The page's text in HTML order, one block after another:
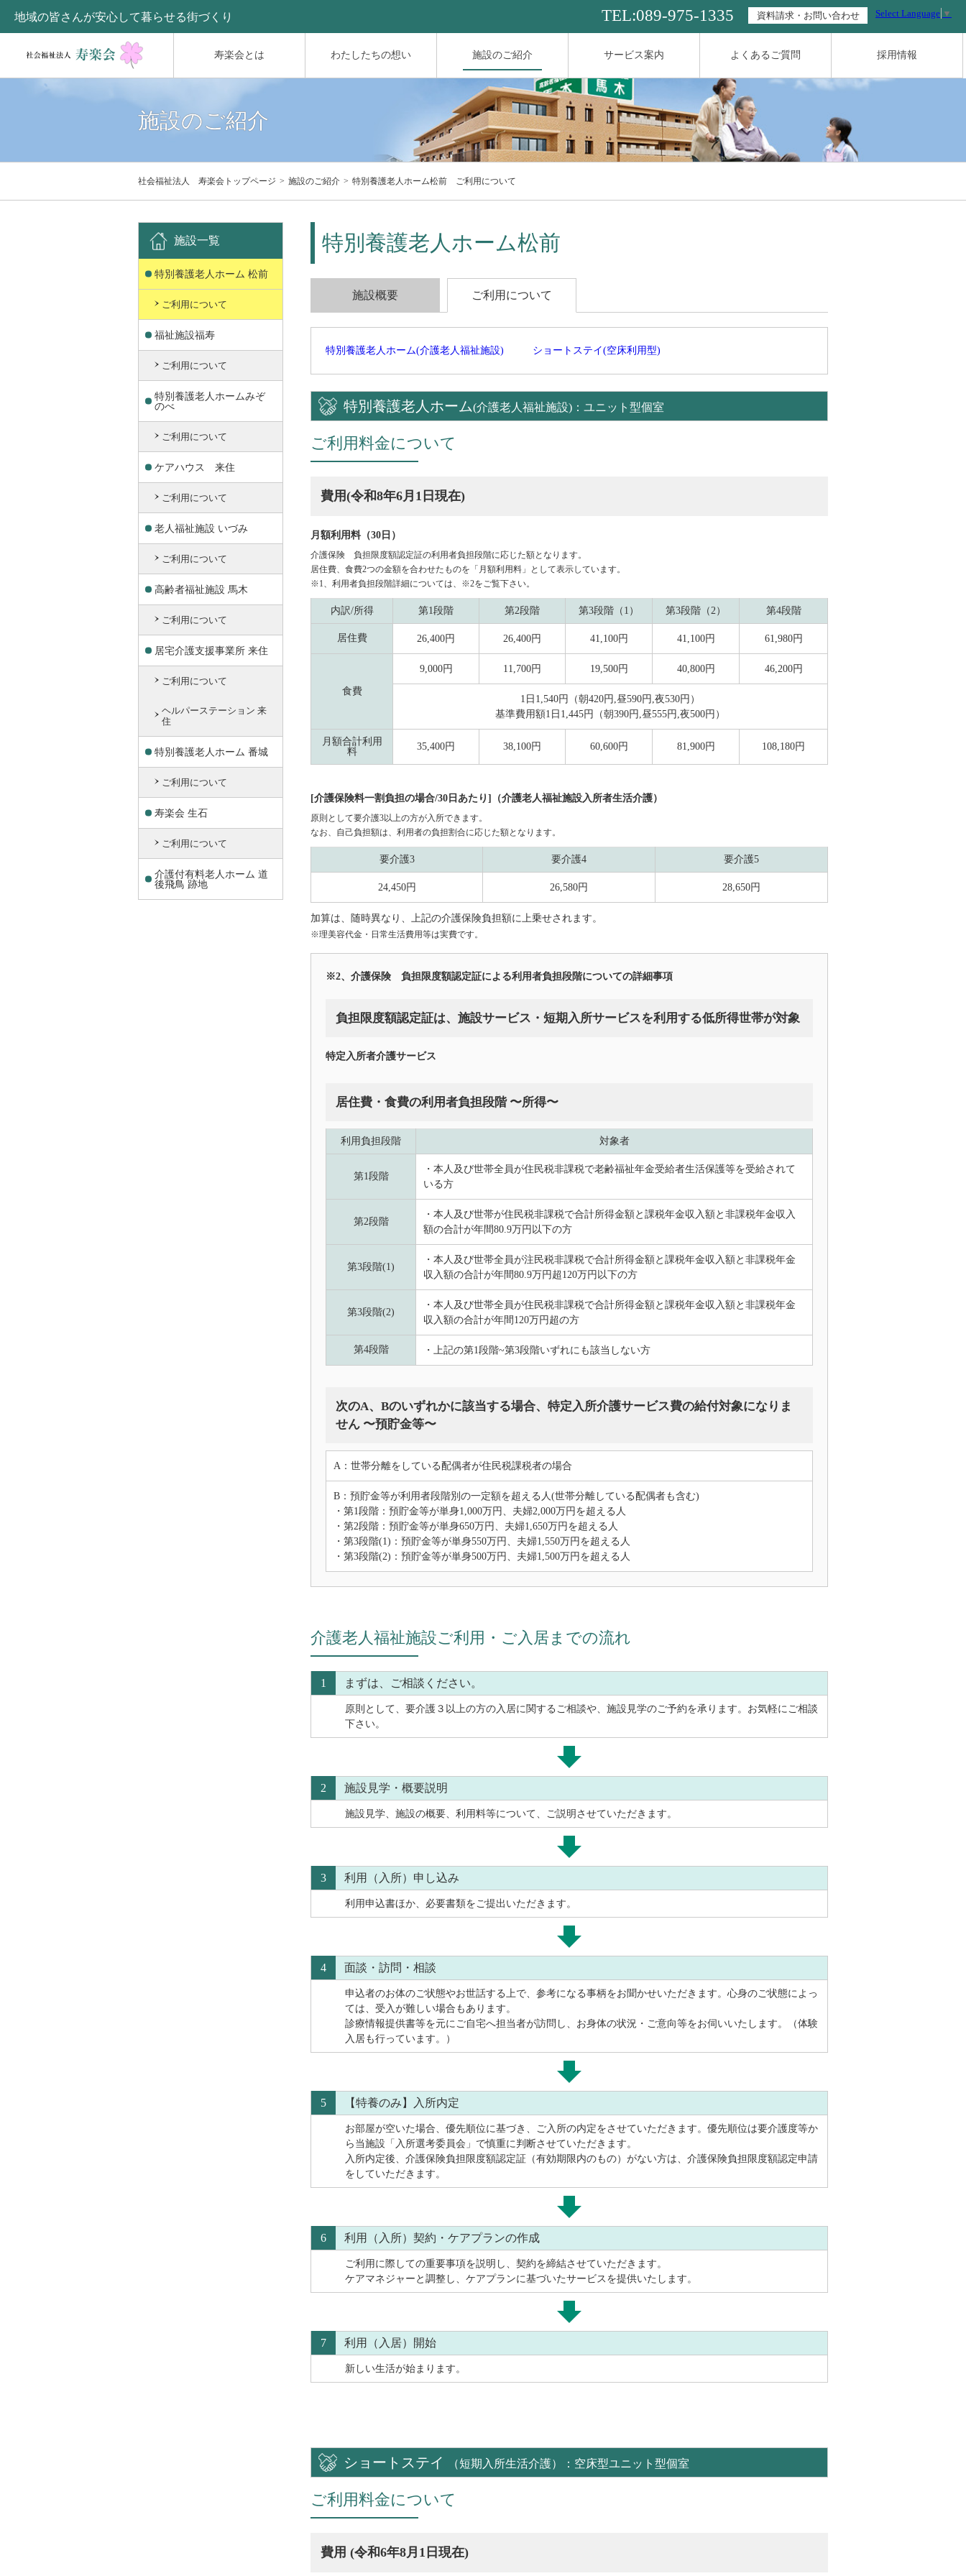
寿楽会とは わたしたちの想い 施設のご紹介 サービス案内 よくあるご質問 採用情報
地域の皆さんが安心して暮らせる街づくり TEL:089-975-1335 資料請求・お問い合わせ Select Language ▼
施設のご紹介
社会福祉法人 寿楽会トップページ 施設のご紹介 特別養護老人ホーム松前 ご利用について
特別養護老人ホーム松前
施設概要 ご利用について
特別養護老人ホーム(介護老人福祉施設) ショートステイ(空床利用型)
特別養護老人ホーム(介護老人福祉施設)：ユニット型個室
ご利用料金について
費用(令和8年6月1日現在)
月額利用料（30日）
介護保険 負担限度額認定証の利用者負担段階に応じた額となります。
居住費、食費2つの金額を合わせたものを「月額利用料」として表示しています。
※1、利用者負担段階詳細については、※2をご覧下さい。
内訳/所得 第1段階 第2段階 第3段階（1） 第3段階（2） 第4段階
居住費 26,400円 26,400円 41,100円 41,100円 61,980円
食費
9,000円 11,700円 19,500円 40,800円 46,200円
1日1,540円（朝420円,昼590円,夜530円）
基準費用額1日1,445円（朝390円,昼555円,夜500円）
月額合計利用
料
35,400円 38,100円 60,600円 81,900円 108,180円
[介護保険料一割負担の場合/30日あたり]（介護老人福祉施設入所者生活介護）
原則として要介護3以上の方が入所できます。
なお、自己負担額は、利用者の負担割合に応じた額となります。
要介護3 要介護4 要介護5
24,450円 26,580円 28,650円
加算は、随時異なり、上記の介護保険負担額に上乗せされます。
※理美容代金・日常生活費用等は実費です。
※2、介護保険 負担限度額認定証による利用者負担段階についての詳細事項
負担限度額認定証は、施設サービス・短期入所サービスを利用する低所得世帯が対象
特定入所者介護サービス
居住費・食費の利用者負担段階 〜所得〜
利用負担段階 対象者
第1段階
・本人及び世帯全員が住民税非課税で老齢福祉年金受給者生活保護等を受給されて
いる方
第2段階
・本人及び世帯が住民税非課税で合計所得金額と課税年金収入額と非課税年金収入
額の合計が年間80.9万円以下の方
第3段階(1)
・本人及び世帯全員が注民税非課税で合計所得金額と課税年金収入額と非課税年金
収入額の合計が年間80.9万円超120万円以下の方
第3段階(2)
・本人及び世帯全員が住民税非課税で合計所得金額と課税年金収入額と非課税年金
収入額の合計が年間120万円超の方
第4段階 ・上記の第1段階~第3段階いずれにも該当しない方
次のA、Bのいずれかに該当する場合、特定入所介護サービス費の給付対象になりま
せん 〜預貯金等〜
A：世帯分離をしている配偶者が住民税課税者の場合
B：預貯金等が利用者段階別の一定額を超える人(世帯分離している配偶者も含む)
・第1段階：預貯金等が単身1,000万円、夫婦2,000万円を超える人
・第2段階：預貯金等が単身650万円、夫婦1,650万円を超える人
・第3段階(1)：預貯金等が単身550万円、夫婦1,550万円を超える人
・第3段階(2)：預貯金等が単身500万円、夫婦1,500万円を超える人
介護老人福祉施設ご利用・ご入居までの流れ
1 まずは、ご相談ください。
原則として、要介護３以上の方の入居に関するご相談や、施設見学のご予約を承ります。お気軽にご相談
下さい。
2 施設見学・概要説明
施設見学、施設の概要、利用料等について、ご説明させていただきます。
3 利用（入所）申し込み
利用申込書ほか、必要書類をご提出いただきます。
4 面談・訪問・相談
申込者のお体のご状態やお世話する上で、参考になる事柄をお聞かせいただきます。心身のご状態によっ
ては、受入が難しい場合もあります。
診療情報提供書等を元にご自宅へ担当者が訪問し、お身体の状況・ご意向等をお伺いいたします。（体験
入居も行っています。）
5 【特養のみ】入所内定
お部屋が空いた場合、優先順位に基づき、ご入所の内定をさせていただきます。優先順位は要介護度等か
ら当施設「入所選考委員会」で慎重に判断させていただきます。
入所内定後、介護保険負担限度額認定証（有効期限内のもの）がない方は、介護保険負担限度額認定申請
をしていただきます。
6 利用（入所）契約・ケアプランの作成
ご利用に際しての重要事項を説明し、契約を締結させていただきます。
ケアマネジャーと調整し、ケアプランに基づいたサービスを提供いたします。
7 利用（入居）開始
新しい生活が始まります。
ショートステイ （短期入所生活介護）：空床型ユニット型個室
ご利用料金について
費用 (令和6年8月1日現在)
施設一覧
特別養護老人ホーム 松前
ご利用について
福祉施設福寿
ご利用について
特別養護老人ホームみぞ
のべ
ご利用について
ケアハウス 来住
ご利用について
老人福祉施設 いづみ
ご利用について
高齢者福祉施設 馬木
ご利用について
居宅介護支援事業所 来住
ご利用について
ヘルパーステーション 来
住
特別養護老人ホーム 番城
ご利用について
寿楽会 生石
ご利用について
介護付有料老人ホーム 道
後飛鳥 跡地